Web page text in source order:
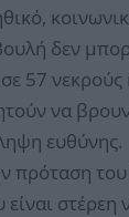
δεν
57 νεκρούς
να
ευθύνης.
πρόταση
στέρεη